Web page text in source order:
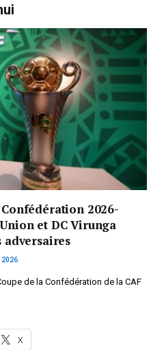
Confédération 2026-
et DC Virunga
adversaires
2026
de la Confédération de la CAF
X